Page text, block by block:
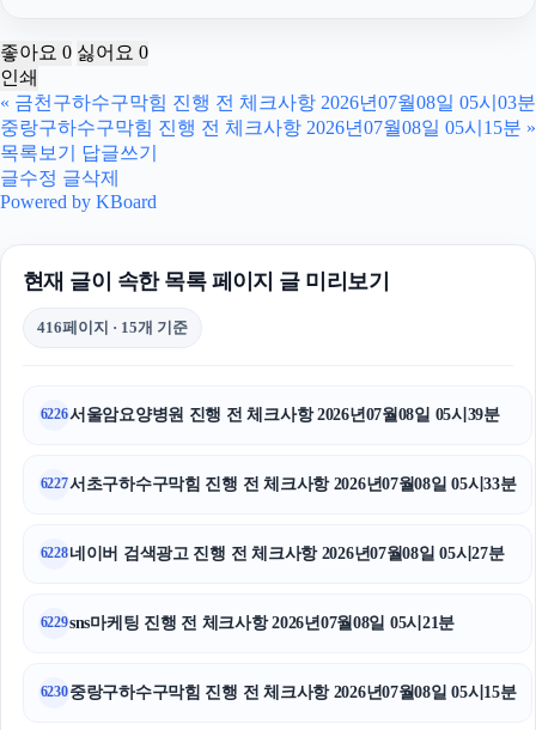
부산휴대폰성지
암요양병원
이혼변호사
좋아요 0 싫어요 0
인쇄
« 금천구하수구막힘 진행 전 체크사항 2026년07월08일 05시03분
중랑구하수구막힘 진행 전 체크사항 2026년07월08일 05시15분 »
목록보기
답글쓰기
글수정 글삭제
Powered by KBoard
현재 글이 속한 목록 페이지 글 미리보기
416페이지 · 15개 기준
6226서울암요양병원 진행 전 체크사항 2026년07월08일 05시39분
6227서초구하수구막힘 진행 전 체크사항 2026년07월08일 05시33분
6228네이버 검색광고 진행 전 체크사항 2026년07월08일 05시27분
6229sns마케팅 진행 전 체크사항 2026년07월08일 05시21분
6230중랑구하수구막힘 진행 전 체크사항 2026년07월08일 05시15분